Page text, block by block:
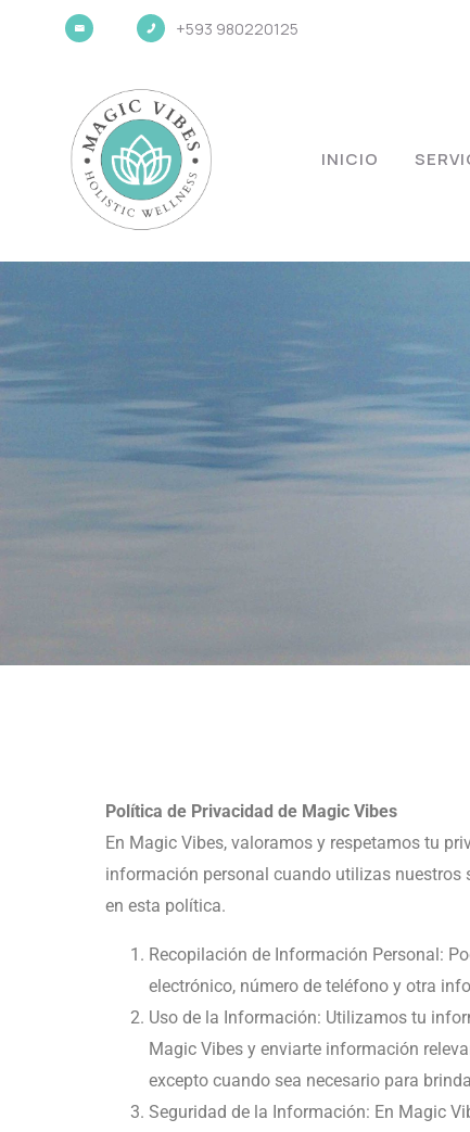
+593 980220125
INICIO
Política de Privacidad de Magic Vibes
En Magic Vibes, valoramos y respetamos tu
información personal cuando utilizas nuestros
en esta política.
Recopilación de Información Personal:
electrónico, número de teléfono y otra
Uso de la Información: Utilizamos tu
Magic Vibes y enviarte información
excepto cuando sea necesario para
Seguridad de la Información: En Magic